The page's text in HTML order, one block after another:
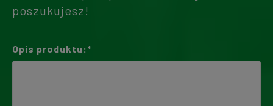
poszukujesz!
Opis produktu:*